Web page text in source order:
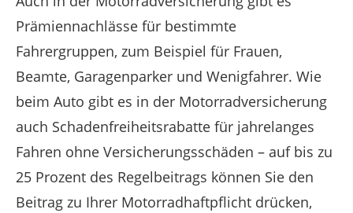
Prämiennachlässe für bestimmte
Fahrergruppen, zum Beispiel für Frauen,
Beamte, Garagenparker und Wenigfahrer. Wie
beim Auto gibt es in der Motorradversicherung
auch Schadenfreiheitsrabatte für jahrelanges
Fahren ohne Versicherungsschäden – auf bis zu
25 Prozent des Regelbeitrags können Sie den
Beitrag zu Ihrer Motorradhaftpflicht drücken,